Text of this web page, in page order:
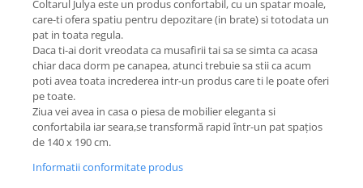
Coltarul Julya este un produs confortabil, cu un spatar moale,
care-ti ofera spatiu pentru depozitare (in brate) si totodata un
pat in toata regula.
Daca ti-ai dorit vreodata ca musafirii tai sa se simta ca acasa
chiar daca dorm pe canapea, atunci trebuie sa stii ca acum
poti avea toata increderea intr-un produs care ti le poate oferi
pe toate.
Ziua vei avea in casa o piesa de mobilier eleganta si
confortabila iar seara,se transformă rapid într-un pat spaţios
de 140 x 190 cm.
Informatii conformitate produs